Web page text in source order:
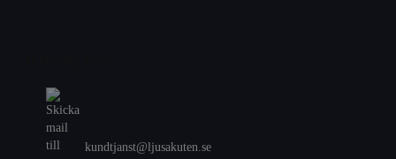
kundtjanst@ljusakuten.se